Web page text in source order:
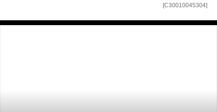
[C30010045304]